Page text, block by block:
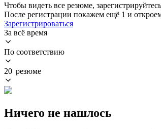
Чтобы видеть все резюме, зарегистрируйтесь
После регистрации покажем ещё 1 и
Зарегистрироваться
За всё время
По соответствию
20 резюме
Ничего не нашлось